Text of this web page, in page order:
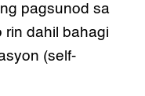
pagsunod sa
rin dahil bahagi
(self-